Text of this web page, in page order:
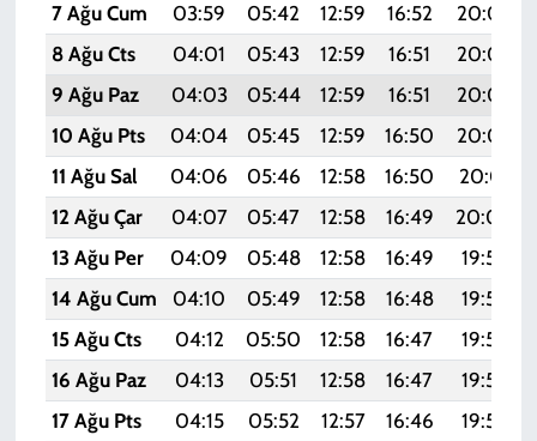
7 Ağu Cum
03:59 05:42 12:59 16:52 20:06
8 Ağu Cts
04:01 05:43 12:59 16:51 20:05
9 Ağu Paz
04:03 05:44 12:59 16:51 20:04
10 Ağu Pts
04:04 05:45 12:59 16:50 20:03
11 Ağu Sal
04:06 05:46 12:58 16:50 20:01
12 Ağu Çar
04:07 05:47 12:58 16:49 20:00
13 Ağu Per
04:09 05:48 12:58 16:49 19:59
14 Ağu Cum
04:10 05:49 12:58 16:48 19:57
15 Ağu Cts
04:12 05:50 12:58 16:47 19:56
16 Ağu Paz
04:13 05:51 12:58 16:47 19:54
17 Ağu Pts
04:15 05:52 12:57 16:46 19:53